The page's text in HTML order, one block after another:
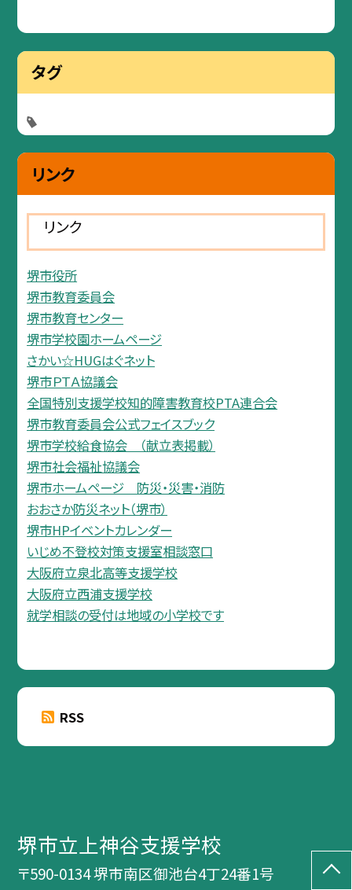
タグ
リンク
リンク
堺市役所
堺市教育委員会
堺市教育センター
堺市学校園ホームページ
さかい☆HUGはぐネット
堺市ＰＴＡ協議会
全国特別支援学校知的障害教育校PTA連合会
堺市教育委員会公式フェイスブック
堺市学校給食協会 （献立表掲載）
堺市社会福祉協議会
堺市ホームページ 防災・災害・消防
おおさか防災ネット（堺市）
堺市HPイベントカレンダー
いじめ不登校対策支援室相談窓口
大阪府立泉北高等支援学校
大阪府立西浦支援学校
就学相談の受付は地域の小学校です
RSS
堺市立上神谷支援学校
〒590-0134 堺市南区御池台4丁24番1号